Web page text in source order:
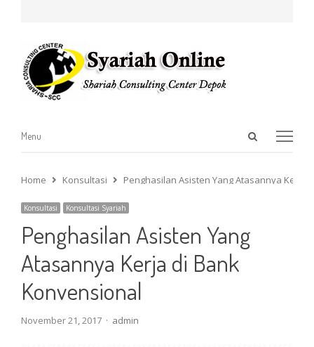
Open
Menu
Menu
Home Konsultasi Penghasilan Asisten Yang Atasannya Kerja
Konsultasi Konsultasi Syariah
Penghasilan Asisten Yang
Atasannya Kerja di Bank
Konvensional
November 21, 2017 Author
admin